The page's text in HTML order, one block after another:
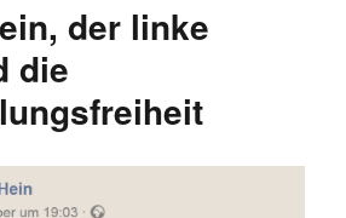
der linke
die